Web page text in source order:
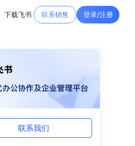
下载飞书 联系销售 登录/注册
联系我们